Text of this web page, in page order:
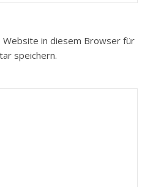
Website in diesem Browser für
speichern.